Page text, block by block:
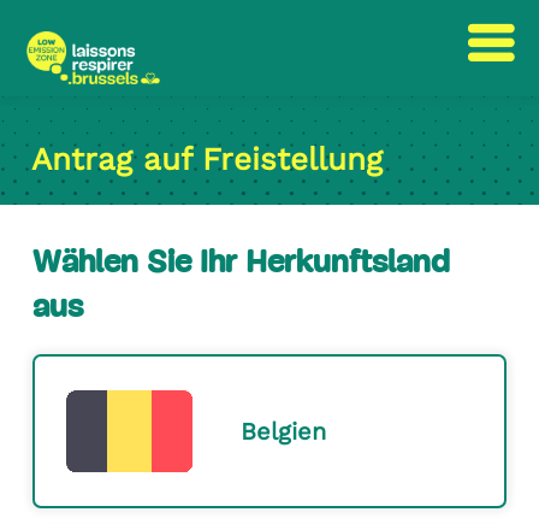
text.skipToContent
text.skipToNavigation
Antrag auf Freistellung
Wählen Sie Ihr Herkunftsland
aus
Belgien